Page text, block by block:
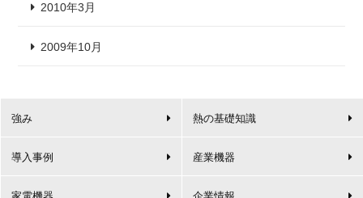
2010年3月
2009年10月
強み 熱の基礎知識
導入事例 産業機器